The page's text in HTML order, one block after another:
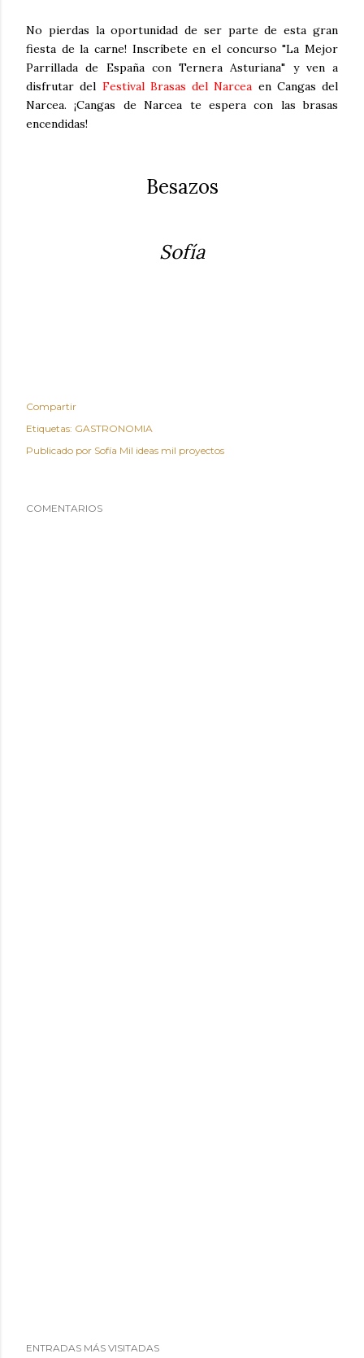
No pierdas la oportunidad de ser parte de esta gran
fiesta de la carne! Inscríbete en el concurso "La Mejor
Parrillada de España con Ternera Asturiana" y ven a
disfrutar del Festival Brasas del Narcea en Cangas del
Narcea. ¡Cangas de Narcea te espera con las brasas
encendidas!
Besazos
Sofía
Compartir
Etiquetas: GASTRONOMIA
Publicado por Sofía Mil ideas mil proyectos
COMENTARIOS
ENTRADAS MÁS VISITADAS